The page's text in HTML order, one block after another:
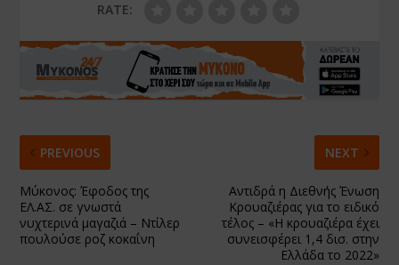
RATE:
PREVIOUS
Μύκονος: Έφοδος της
ΕΛ.ΑΣ. σε γνωστά
νυχτερινά μαγαζιά – Ντίλερ
πουλούσε ροζ κοκαΐνη
NEXT
Αντιδρά η Διεθνής Ένωση
Κρουαζιέρας για το ειδικό
τέλος – «Η κρουαζιέρα έχει
συνεισφέρει 1,4 δισ. στην
Ελλάδα το 2022»